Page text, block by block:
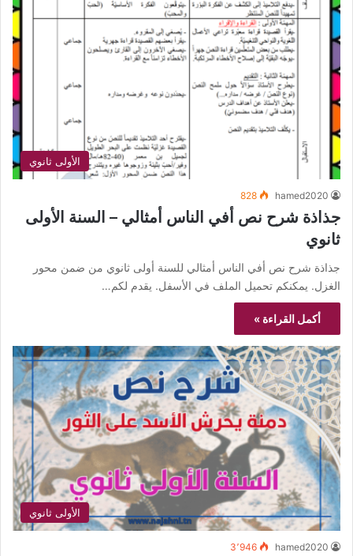
الأولى ثانوي
hamed2020
828
جذاذة شرح نص أفي الناس أمثالي – السنة الأولى
ثانوي
جذاذة شرح نص أفي الناس أمثالي للسنة أولى ثانوي من ضمن محور
الغزل. يمكنكم تحميل الملف في الأسفل. يقدم لكم…
أكمل القراءة »
الأولى ثانوي
hamed2020 3٬946